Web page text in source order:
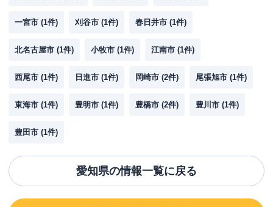
一宮市 (1件) 刈谷市 (1件) 春日井市 (1件)
北名古屋市 (1件) 小牧市 (1件) 江南市 (1件)
西尾市 (1件) 日進市 (1件) 岡崎市 (2件) 尾張旭市 (1件)
東海市 (1件) 豊明市 (1件) 豊橋市 (2件) 豊川市 (1件)
豊田市 (1件)
愛知県の情報一覧に戻る